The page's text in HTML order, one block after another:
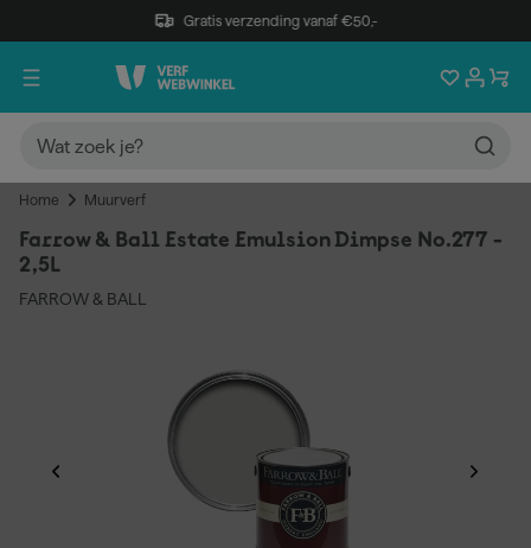
Gratis verzending vanaf €50,-
Home Muurverf
Farrow & Ball Estate Emulsion Dimpse No.277 -
2,5L
FARROW & BALL